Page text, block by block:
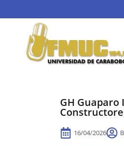
GH
16/04/2026